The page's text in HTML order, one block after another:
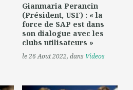
Gianmaria Perancin
(Président, USF) : « la
force de SAP est dans
son dialogue avec les
clubs utilisateurs »
le 26 Aout 2022, dans Videos